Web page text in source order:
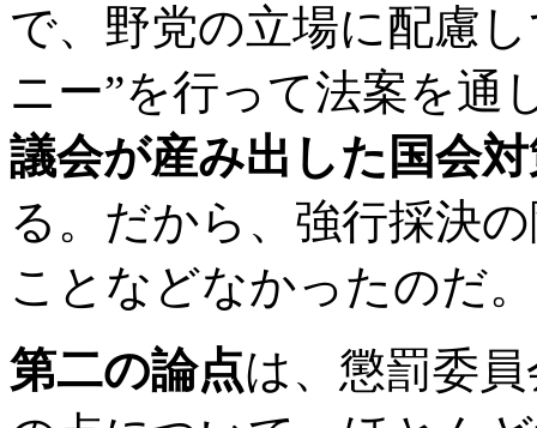
で、野党の立場に配慮
ニー”を行って法案を通
議会が産み出した国会
る。だから、強行採決
ことなどなかったのだ。
第二の論点は、懲罰委